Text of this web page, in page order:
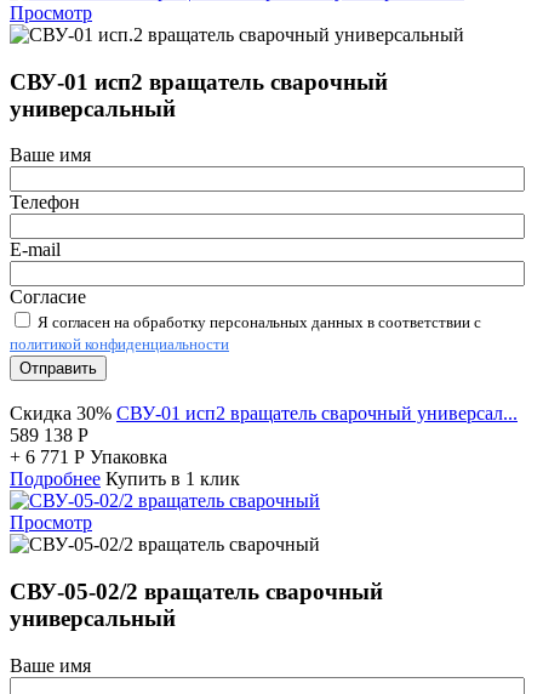
Просмотр
СВУ-01 исп2 вращатель сварочный
универсальный
Ваше имя
Телефон
E-mail
Согласие
Я согласен на обработку персональных данных в соответствии с
политикой конфиденциальности
Отправить
Скидка 30% СВУ-01 исп2 вращатель сварочный универсал...
589 138 Р
+ 6 771 Р Упаковка
Подробнее Купить в 1 клик
Просмотр
СВУ-05-02/2 вращатель сварочный
универсальный
Ваше имя